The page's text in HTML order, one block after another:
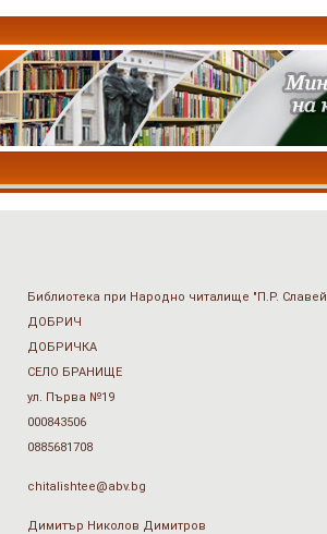
Библиотека при Народно читалище "П.Р.
ДОБРИЧ
ДОБРИЧКА
СЕЛО БРАНИЩЕ
ул. Първа №19
000843506
0885681708
chitalishtee@abv.bg
Димитър Николов Димитров